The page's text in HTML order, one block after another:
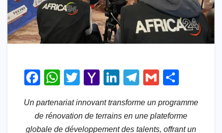
F
c
e
W
at
s
T
tt
er
Y
h
o
Li
k
e
T
e
gr
G
ail ar
e
Un partenariat innovant transforme un programme
de rénovation de terrains en une plateforme
globale de développement des talents, offrant un